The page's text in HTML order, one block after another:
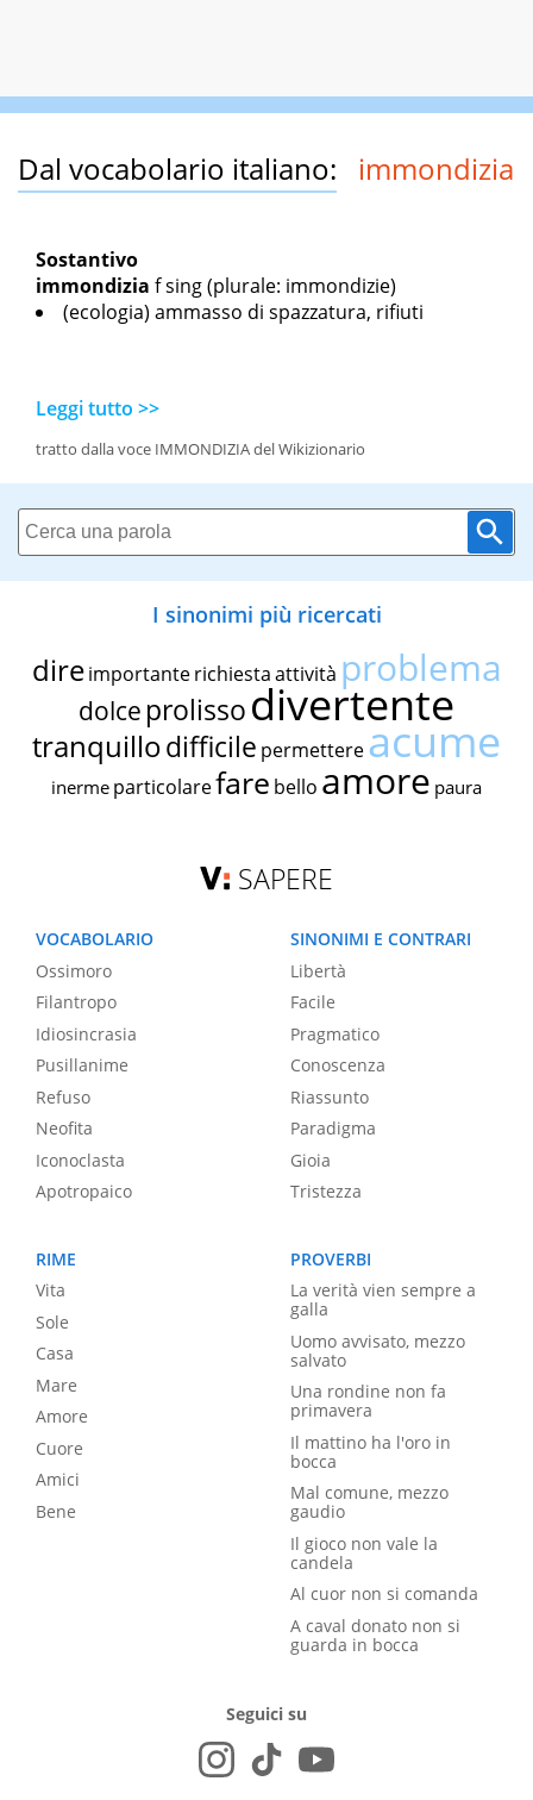
Dal vocabolario italiano: immondizia
Sostantivo
immondizia f sing(plurale: immondizie)
(ecologia) ammasso di spazzatura, rifiuti
Leggi tutto >>
tratto dalla voce IMMONDIZIA del Wikizionario
I sinonimi più ricercati
dire importante richiestaattività problema
dolce prolissodivertente
tranquillodifficile permettereacume
inerme particolarefare bello amore paura
SAPERE
VOCABOLARIO
Ossimoro
Filantropo
Idiosincrasia
Pusillanime
Refuso
Neofita
Iconoclasta
Apotropaico
SINONIMI E CONTRARI
Libertà
Facile
Pragmatico
Conoscenza
Riassunto
Paradigma
Gioia
Tristezza
RIME
Vita
Sole
Casa
Mare
Amore
Cuore
Amici
Bene
PROVERBI
La verità vien sempre a
galla
Uomo avvisato, mezzo
salvato
Una rondine non fa
primavera
Il mattino ha l'oro in
bocca
Mal comune, mezzo
gaudio
Il gioco non vale la
candela
Al cuor non si comanda
A caval donato non si
guarda in bocca
Seguici su